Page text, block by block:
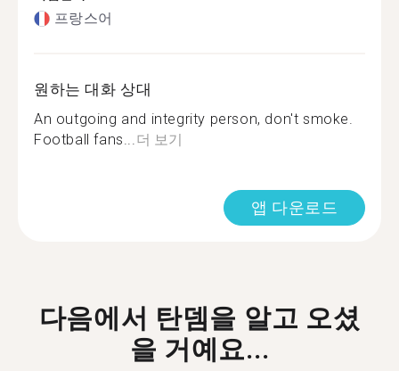
프랑스어
원하는 대화 상대
An outgoing and integrity person, don't smoke.
Football fans...더 보기
앱 다운로드
다음에서 탄뎀을 알고 오셨
을 거예요...